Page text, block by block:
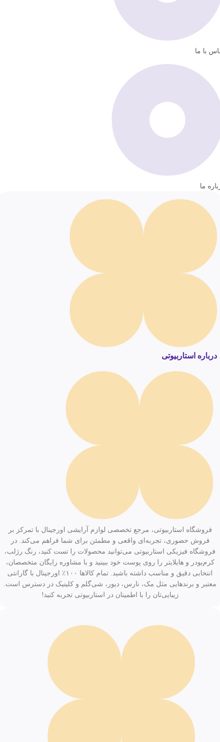
با ما
ما
درباره استاربیوتی
فروشگاه استاربیوتی، مرجع تخصصی لوازم آرایشی اورجینال با تمرکز بر
فروش حضوری، تجربه‌ای واقعی و مطمئن برای شما فراهم می‌کند. در
فروشگاه فیزیکی استاربیوتی می‌توانید محصولات را تست کنید، رنگ رژلب،
کرم‌پودر و هایلایتر را روی پوست خود ببینید و با مشاوره رایگان متخصصان،
انتخابی دقیق و مناسب داشته باشید. تمام کالاها ۱۰۰٪ اورجینال با گارانتی
معتبر و برندهایی مثل مک، نارس، دیور، شی‌گلم و کلینیک در دسترس است.
زیبایی‌تان را با اطمینان در استاربیوتی تجربه کنید!